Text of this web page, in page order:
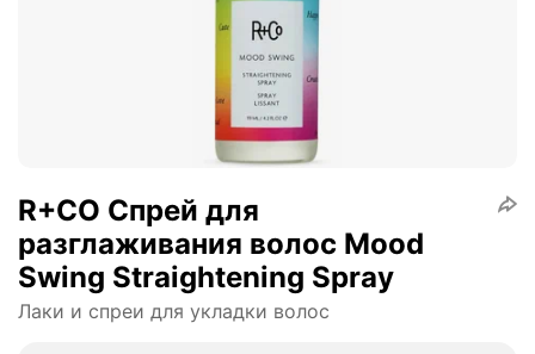
R+CO Спрей для
разглаживания волос Mood
Swing Straightening Spray
Лаки и спреи для укладки волос